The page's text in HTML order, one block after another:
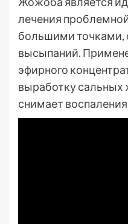
лечения
большими точками,
высыпаний.
эфирного
выработку сальных
снимает